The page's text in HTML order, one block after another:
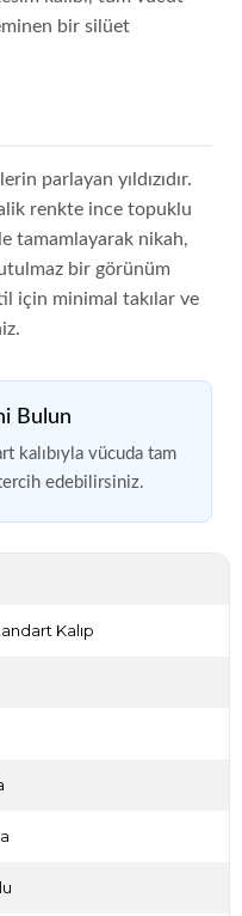
bir silüet
parlayan yıldızıdır.
renkte ince topuklu
tamamlayarak nikah,
bir görünüm
için minimal takılar ve
Bulun
kalıbıyla vücuda tam
edebilirsiniz.
Kalıp